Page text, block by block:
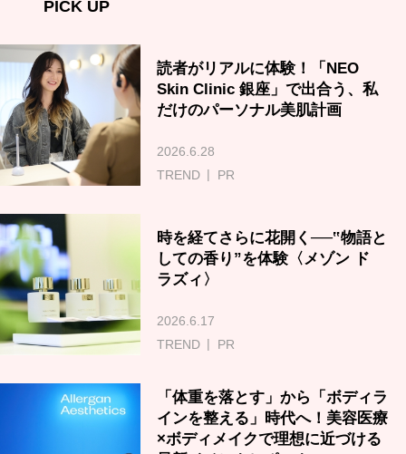
PICK UP
読者がリアルに体験！「NEO
Skin Clinic 銀座」で出合う、私
だけのパーソナル美肌計画
2026.6.28
TREND
PR
時を経てさらに花開く──‟物語と
しての香り”を体験〈メゾン ド
ラズィ〉
2026.6.17
TREND
PR
「体重を落とす」から「ボディラ
インを整える」時代へ！美容医療
×ボディメイクで理想に近づける